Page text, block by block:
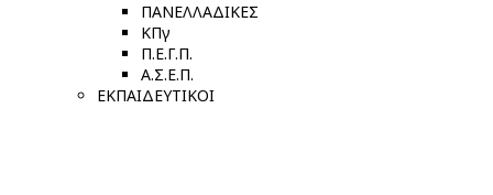
ΠΑΝΕΛΛΑΔΙΚΕΣ
ΚΠγ
Π.Ε.Γ.Π.
Α.Σ.Ε.Π.
ΕΚΠΑΙΔΕΥΤΙΚΟΙ